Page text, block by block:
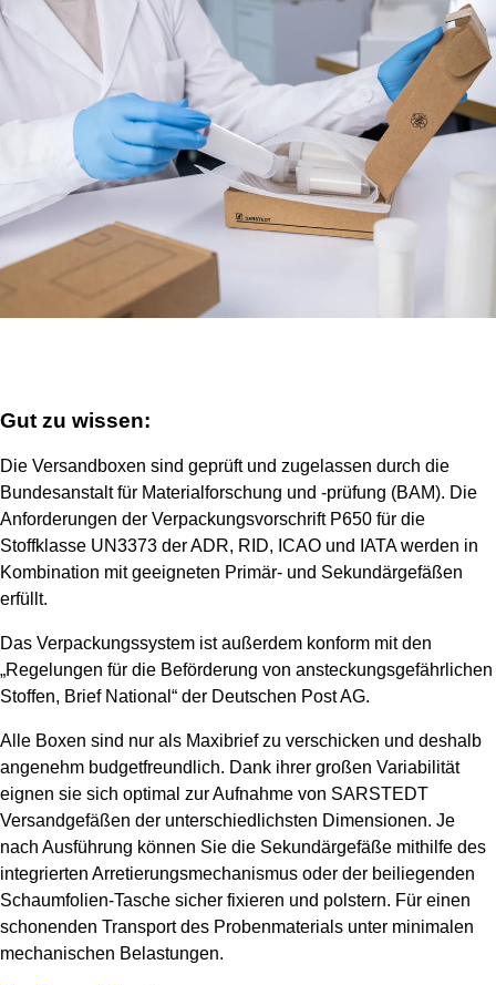
Gut zu wissen:
Die Versandboxen sind geprüft und zugelassen durch die
Bundesanstalt für Materialforschung und -prüfung (BAM). Die
Anforderungen der Verpackungsvorschrift P650 für die
Stoffklasse UN3373 der ADR, RID, ICAO und IATA werden in
Kombination mit geeigneten Primär- und Sekundärgefäßen
erfüllt.
Das Verpackungssystem ist außerdem konform mit den
„Regelungen für die Beförderung von ansteckungsgefährlichen
Stoffen, Brief National“ der Deutschen Post AG.
Alle Boxen sind nur als Maxibrief zu verschicken und deshalb
angenehm budgetfreundlich. Dank ihrer großen Variabilität
eignen sie sich optimal zur Aufnahme von SARSTEDT
Versandgefäßen der unterschiedlichsten Dimensionen. Je
nach Ausführung können Sie die Sekundärgefäße mithilfe des
integrierten Arretierungsmechanismus oder der beiliegenden
Schaumfolien-Tasche sicher fixieren und polstern. Für einen
schonenden Transport des Probenmaterials unter minimalen
mechanischen Belastungen.